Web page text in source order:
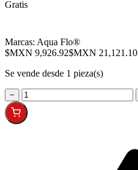
Marcas: Aqua Flo®
$MXN 9,926.92$MXN 21,121.10
Se vende desde 1 pieza(s)
−